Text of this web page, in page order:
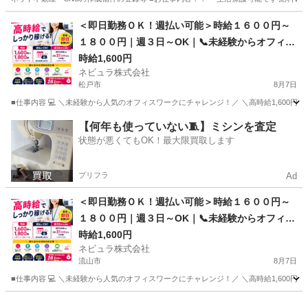
千葉駅 事務 生活保護
＜即日勤務ＯＫ！週払い可能＞時給１６００円～
１８００円｜週３日～OK｜📞未経験からオフィス
ワークへ📞カスタマーサポート｜東京都内勤務
【Ow01】
時給1,600円
ネビュラ株式会社
松戸市 8月7日
■仕事内容 💻 ＼未経験から人気のオフィスワークにチャレンジ！／ ＼高時給1,600円
千葉 松戸市 事務 カスタマー
【何年も使っていない🧵】ミシンを査定
状態が悪くてもOK！最大限買取します
プリフラ Ad
＜即日勤務ＯＫ！週払い可能＞時給１６００円～
１８００円｜週３日～OK｜📞未経験からオフィス
ワークへ📞カスタマーサポート｜東京都内勤務
【Ow01】
時給1,600円
ネビュラ株式会社
流山市 8月7日
■仕事内容 💻 ＼未経験から人気のオフィスワークにチャレンジ！／ ＼高時給1,600円